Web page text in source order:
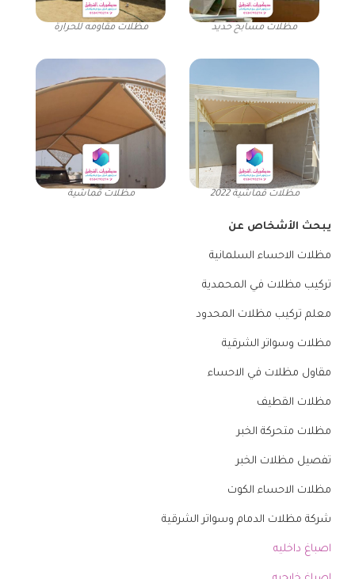
مظلات مسابح حديد مظلات مقاومه للحرارة
مظلات قماشية 2022 مظلات قماشية
يبحث الأشخاص عن
مظلات الاحساء السلمانية
تركيب مظلات في المحمدية
معلم تركيب مظلات المحدود
مظلات وسواتر الشرقية
مقاول مظلات في الاحساء
مظلات القطيف
مظلات متحركة الخبر
تفصيل مظلات الخبر
مظلات الاحساء الكوت
شركة مظلات الدمام وسواتر الشرقية
اصباغ داخليه